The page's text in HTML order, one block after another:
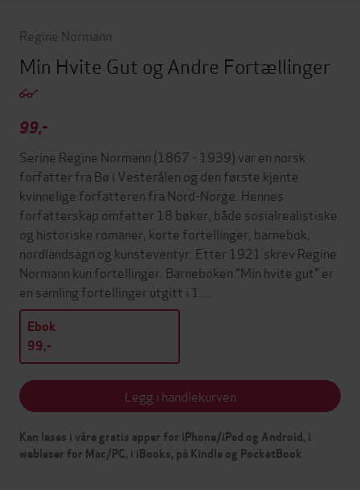
Regine Normann
Min Hvite Gut og Andre Fortællinger
99,-
Serine Regine Normann (1867 - 1939) var en norsk
forfatter fra Bø i Vesterålen og den første kjente
kvinnelige forfatteren fra Nord-Norge. Hennes
forfatterskap omfatter 18 bøker, både sosialrealistiske
og historiske romaner, korte fortellinger, barnebok,
nordlandsagn og kunsteventyr. Etter 1921 skrev Regine
Normann kun fortellinger. Barneboken "Min hvite gut" er
en samling fortellinger utgitt i 1…
Ebok
99,-
Legg i handlekurven
Kan leses i våre gratis apper for iPhone/iPad og Android, i
webleser for Mac/PC, i iBooks, på Kindle og PocketBook